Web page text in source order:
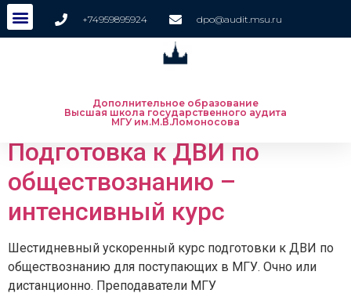
+74959895924 dpo@audit.msu.ru
Дополнительное образование
Высшая школа государственного аудита
МГУ им.М.В.Ломоносова
Подготовка к ДВИ по
обществознанию –
интенсивный курс
Шестидневный ускоренный курс подготовки к ДВИ по
обществознанию для поступающих в МГУ. Очно или
дистанционно. Преподаватели МГУ